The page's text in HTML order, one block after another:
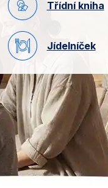
Třídní kniha
Jídelníček